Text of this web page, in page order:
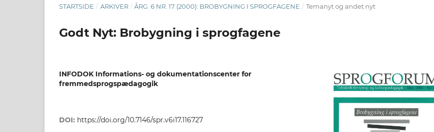
STARTSIDE / ARKIVER / ÅRG. 6 NR. 17 (2000): BROBYGNING I SPROGFAGENE / Temanyt og andet nyt
Godt Nyt: Brobygning i sprogfagene
INFODOK Informations- og dokumentationscenter for
fremmedsprogspædagogik
DOI: https://doi.org/10.7146/spr.v6i17.116727